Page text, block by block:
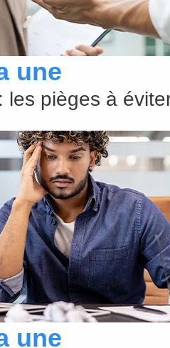
une
les pièges à
une